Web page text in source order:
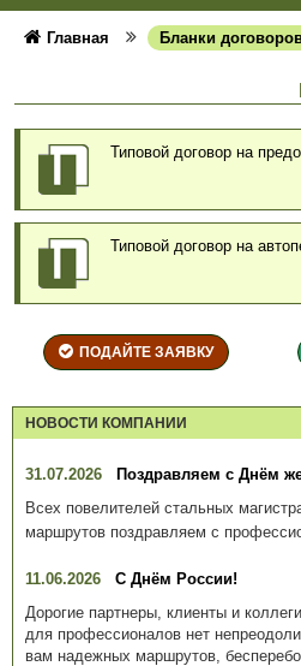
Главная Бланки
Типовой договор на
Типовой договор на
ПОДАЙТЕ ЗАЯВКУ
НОВОСТИ КОМПАНИИ
31.07.2026
Поздравляем с Днём
Всех повелителей стальных
маршрутов поздравляем с
11.06.2026
С Днём России!
Дорогие партнеры, клиенты и
для профессионалов нет
вам надежных маршрутов,